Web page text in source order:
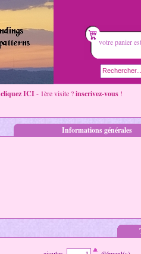
votre panier
cliquez ICI- 1ère visite ?inscrivez-vous !
Informations générales